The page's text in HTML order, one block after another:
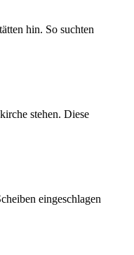
hin. So suchten
stehen. Diese
eingeschlagen